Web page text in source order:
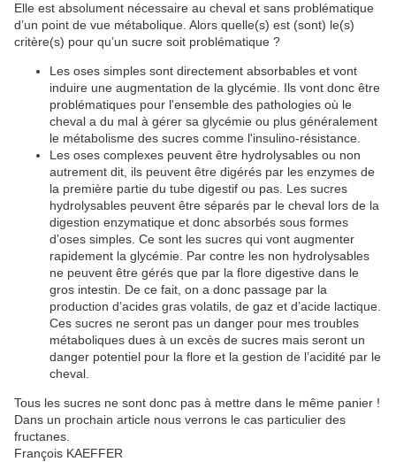
Elle est absolument nécessaire au cheval et sans problématique
d’un point de vue métabolique. Alors quelle(s) est (sont) le(s)
critère(s) pour qu’un sucre soit problématique ?
Les oses simples sont directement absorbables et vont
induire une augmentation de la glycémie. Ils vont donc être
problématiques pour l'ensemble des pathologies où le
cheval a du mal à gérer sa glycémie ou plus généralement
le métabolisme des sucres comme l'insulino-résistance.
Les oses complexes peuvent être hydrolysables ou non
autrement dit, ils peuvent être digérés par les enzymes de
la première partie du tube digestif ou pas. Les sucres
hydrolysables peuvent être séparés par le cheval lors de la
digestion enzymatique et donc absorbés sous formes
d’oses simples. Ce sont les sucres qui vont augmenter
rapidement la glycémie. Par contre les non hydrolysables
ne peuvent être gérés que par la flore digestive dans le
gros intestin. De ce fait, on a donc passage par la
production d’acides gras volatils, de gaz et d’acide lactique.
Ces sucres ne seront pas un danger pour mes troubles
métaboliques dues à un excès de sucres mais seront un
danger potentiel pour la flore et la gestion de l’acidité par le
cheval.
Tous les sucres ne sont donc pas à mettre dans le même panier !
Dans un prochain article nous verrons le cas particulier des
fructanes.
François KAEFFER